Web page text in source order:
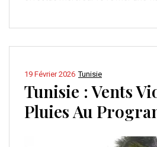
Tunisie
19 Février 2026
Tunisie : Vents
Pluies Au